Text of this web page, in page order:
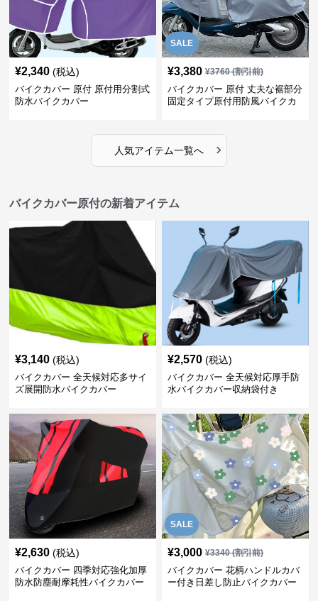
¥2,340 (税込)
バイクカバー 原付 原付用分割式
防水バイクカバー
SALE
¥3,380 ¥3760(割引前)
バイクカバー 原付 丈夫な裾部分
固定タイプ原付用防風バイクカ
人気アイテム一覧へ ›
バイクカバー原付の新着アイテム
¥3,140 (税込)
バイクカバー 全天候対応多サイ
ズ展開防水バイクカバー
¥2,570 (税込)
バイクカバー 全天候対応厚手防
水バイクカバー収納袋付き
¥2,630 (税込)
バイクカバー 四季対応強化加厚
防水防塵耐摩耗性バイクカバー
SALE
¥3,000 ¥3340(割引前)
バイクカバー 花柄ハンドルカバ
ー付き日差し防止バイクカバー